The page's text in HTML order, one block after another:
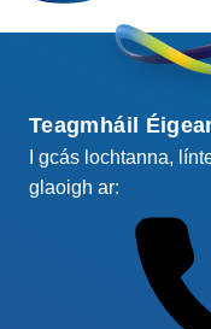
Teagmháil
I gcás lochtanna,
glaoigh ar: